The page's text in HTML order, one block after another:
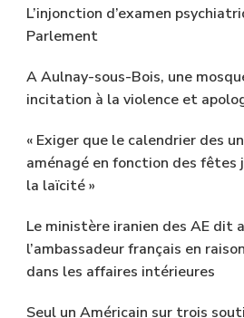
L’injonction d’examen
Parlement
A Aulnay-sous-Bois, une
incitation à la violence et
« Exiger que le calendrier des
aménagé en fonction des fêtes
la laïcité »
Le ministère iranien des AE dit
l’ambassadeur français en
dans les affaires intérieures
Seul un Américain sur trois